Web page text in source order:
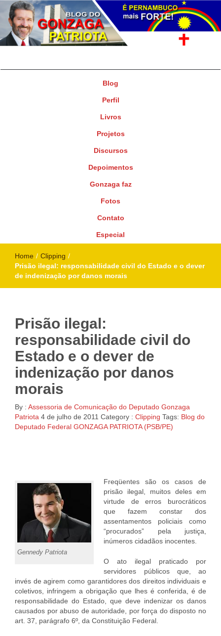
Blog
Perfil
Livros
Projetos
Discursos
Depoimentos
Gonzaga faz
Fotos
Contato
Especial
Home / Clipping /
Prisão ilegal: responsabilidade civil do Estado e o dever
de indenização por danos morais
Prisão ilegal:
responsabilidade civil do
Estado e o dever de
indenização por danos
morais
By : Assessoria de Comunicação do Deputado Gonzaga
Patriota 4 de julho de 2011 Category : Clipping Tags: Blog do
Deputado Federal GONZAGA PATRIOTA (PSB/PE)
Gennedy Patriota
Freqüentes são os casos de
prisão ilegal, muitos deles em
virtude de erros burocráticos
que fazem constar dos
assentamentos policiais como
“procurados” pela justiça,
inúmeros cidadãos inocentes.
O ato ilegal praticado por
servidores públicos que, ao
invés de agirem como garantidores dos direitos individuais e
coletivos, infringem a obrigação que lhes é conferida,
é de
responsabilidade do Estado, que deve indenizar os danos
causados por abuso de autoridade, por força do disposto no
art. 37, parágrafo 6º, da Constituição Federal.